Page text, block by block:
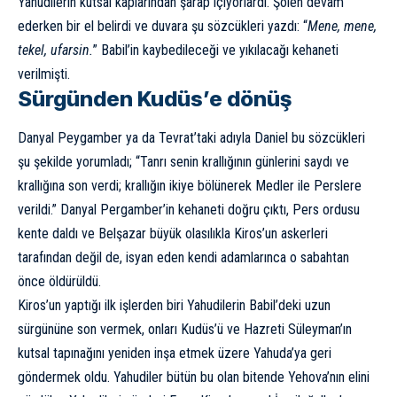
ederken bir el belirdi ve duvara şu sözcükleri yazdı: “Mene, mene,
tekel, ufarsin.” Babil’in kaybedileceği ve yıkılacağı kehaneti
verilmişti.
Sürgünden Kudüs’e dönüş
Danyal Peygamber ya da Tevrat’taki adıyla Daniel bu sözcükleri
şu şekilde yorumladı; “Tanrı senin krallığının günlerini saydı ve
krallığına son verdi; krallığın ikiye bölünerek Medler ile Perslere
verildi.” Danyal Pergamber’in kehaneti doğru çıktı, Pers ordusu
kente daldı ve Belşazar büyük olasılıkla Kiros’un askerleri
tarafından değil de, isyan eden kendi adamlarınca o sabahtan
önce öldürüldü.
Kiros’un yaptığı ilk işlerden biri Yahudilerin Babil’deki uzun
sürgününe son vermek, onları Kudüs’ü ve Hazreti Süleyman’ın
kutsal tapınağını yeniden inşa etmek üzere Yahuda’ya geri
göndermek oldu. Yahudiler bütün bu olan bitende Yehova’nın elini